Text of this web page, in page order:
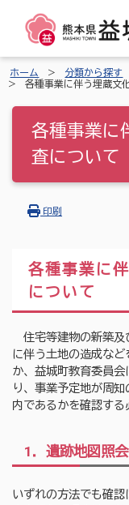
ホーム 分類から探す
各種事業に伴う埋蔵文
各種事業に
査について
印刷
各種事業に
について
住宅等建物の新築及
に伴う土地の造成な
か、益城町教育委員
り、事業予定地が周
内であるかを確認する
1．遺跡地図照会
いずれの方法でも確